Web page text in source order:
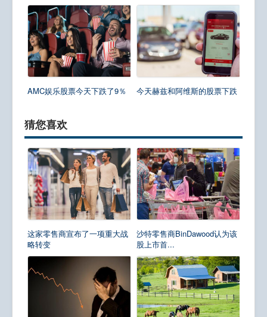
AMC娱乐股票今天下跌了9％ 今天赫兹和阿维斯的股票下跌
猜您喜欢
这家零售商宣布了一项重大战
略转变
沙特零售商BinDawood认为该
股上市首...